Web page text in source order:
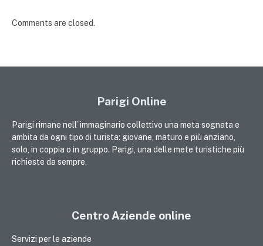
Comments are closed.
Parigi Online
Parigi rimane nell’ immaginario collettivo una meta sognata e
ambita da ogni tipo di turista: giovane, maturo e più anziano,
solo, in coppia o in gruppo. Parigi, una delle mete turistiche più
richieste da sempre.
Centro Aziende online
Servizi per le aziende